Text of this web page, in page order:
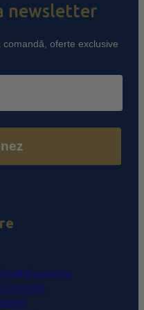
newsletter
oferte exclusive
Leonidas